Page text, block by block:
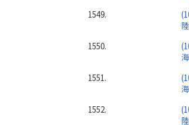
1549.
1550.
1551.
1552.